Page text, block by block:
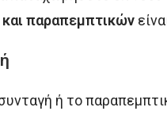
παραπεμπτικών
ή το